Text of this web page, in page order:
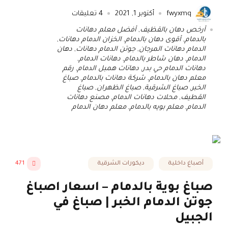
fwyxmq أكتوبر 1, 2021 4 تعليقات
أرخص دهان بالقظيف ,أفضل معلم دهانات
بالدمام,أقوى دهان بالدمام,الخزان الدمام دهانات ,
الدمام دهانات المرجان,جوتن الدمام دهانات , دهان
الدمام, دهان شاطر بالدمام, دهانات الدمام,
دهانات الدمام حي بدر, دهانات همبل الدمام, رقم
معلم دهان بالدمام, شركة دهانات بالدمام, صباغ
الخبر, صباغ الشرقية, صباغ الظهران, صباغ
القطيف ,محلات دهانات الدمام,مصنع دهانات
الدمام,معلم بويه بالدمام,معلم دهان الدمام
أصباغ داخلية ديكورات الشرقية 471
صباغ بوية بالدمام – اسعار اصباغ
جوتن الدمام الخبر | صباغ في
الجبيل